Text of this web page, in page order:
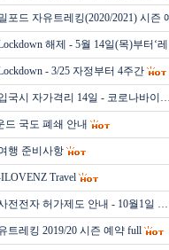
포드 자유트레킹(2020/2021) 시즌
해제 - 5월 14일(목)부터‘
- 3/25 자정부터 4주간
국시 자가격리 14일 - 코로나바이
드 국도 폐쇄 안내
행 준비사항
Travel
전전자 허가제도 안내 - 10월1일 …
트레킹 2019/20 시즌 예약 full